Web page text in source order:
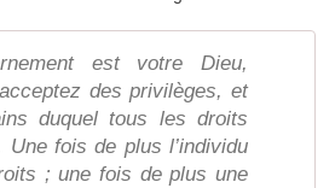
est votre Dieu,
des privilèges, et
duquel tous les droits
fois de plus l’individu
; une fois de plus une